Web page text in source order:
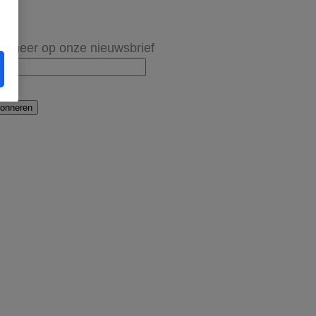
op onze nieuwsbrief